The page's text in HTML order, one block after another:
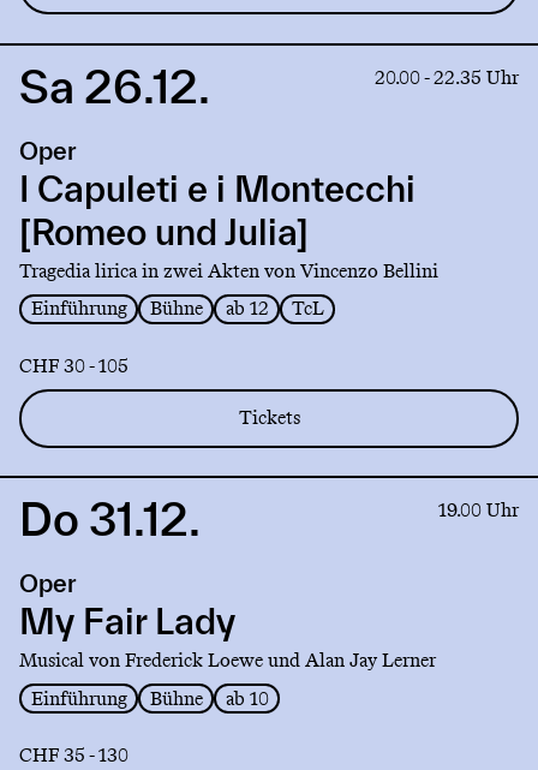
Link
Capuleti
Montecchi
[Romeo
und
Sa 26.12. 20.00 - 22.35 Uhr
Oper
I Capuleti e i Montecchi
[Romeo und Julia]
Tragedia lirica in zwei Akten von Vincenzo Bellini
Einführung
Bühne ab 12 TcL
CHF 30 - 105
Tickets
Link
My
Fair
Lady
Do 31.12. 19.00 Uhr
Oper
My Fair Lady
Musical von Frederick Loewe und Alan Jay Lerner
Einführung
Bühne ab 10
CHF 35 - 130